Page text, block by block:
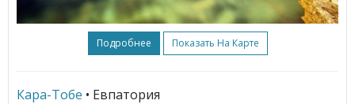
Подробнее Показать На Карте
Кара-Тобе • Евпатория